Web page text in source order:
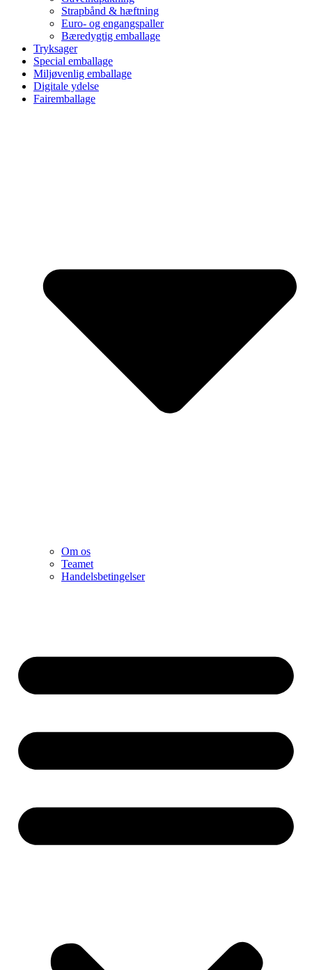
Strapbånd & hæftning
Euro- og engangspaller
Bæredygtig emballage
Tryksager
Special emballage
Miljøvenlig emballage
Digitale ydelse
Fairemballage
Om os
Teamet
Handelsbetingelser